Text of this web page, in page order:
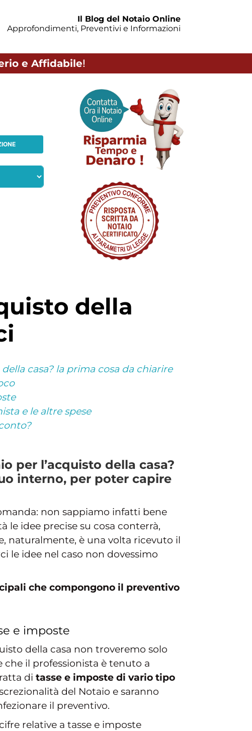
Il Blog del Notaio Online
Approfondimenti, Preventivi e Informazioni
e Affidabile!
casa? la prima cosa da chiarire
e le altre spese
per l’acquisto della casa?
interno, per poter capire
non sappiamo infatti bene
idee precise su cosa conterrà,
naturalmente, è una volta ricevuto il
le idee nel caso non dovessimo
che compongono il preventivo
e imposte
della casa non troveremo solo
che il professionista è tenuto a
di tasse e imposte di vario tipo
del Notaio e saranno
il preventivo.
relative a tasse e imposte